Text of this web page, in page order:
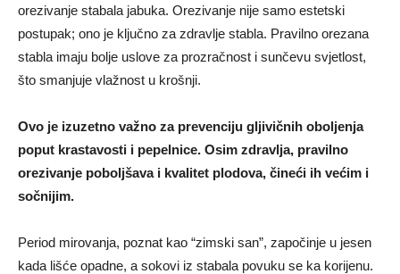
orezivanje stabala jabuka. Orezivanje nije samo estetski
postupak; ono je ključno za zdravlje stabla. Pravilno orezana
stabla imaju bolje uslove za prozračnost i sunčevu svjetlost,
što smanjuje vlažnost u krošnji.
Ovo je izuzetno važno za prevenciju gljivičnih oboljenja
poput krastavosti i pepelnice. Osim zdravlja, pravilno
orezivanje poboljšava i kvalitet plodova, čineći ih većim i
sočnijim.
Period mirovanja, poznat kao “zimski san”, započinje u jesen
kada lišće opadne, a sokovi iz stabala povuku se ka korijenu.